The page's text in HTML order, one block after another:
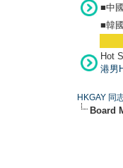
■中
■韓
Hot
港男
HKGAY 同
Board